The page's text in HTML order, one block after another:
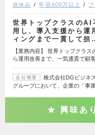
祝休み
年収600万以上
世界トップクラスの
用し、導入支援から運
ィングまで一貫して担
【業務内容】 世界トップクラ
ら運用改善まで、一気通貫で顧
会社概要
株式会社DGビジネ
グループにおいて、企業の「事
興味あり